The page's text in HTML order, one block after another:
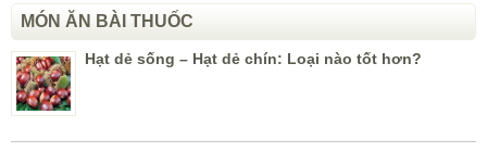
MÓN ĂN BÀI THUỐC
Hạt dẻ sống – Hạt dẻ chín: Loại nào tốt hơn?